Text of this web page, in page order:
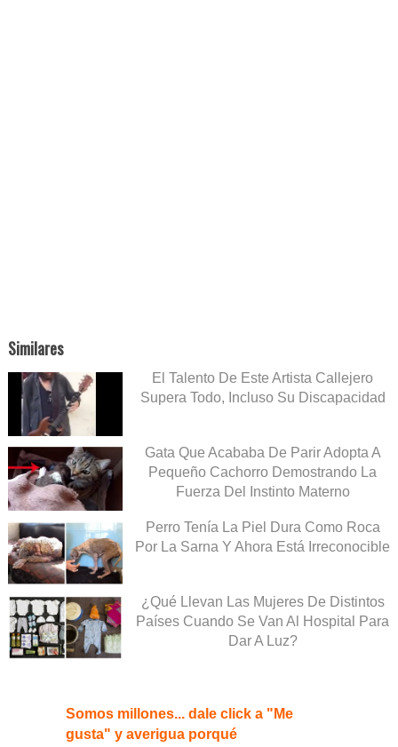
Similares
El Talento De Este Artista Callejero
Supera Todo, Incluso Su Discapacidad
Gata Que Acababa De Parir Adopta A
Pequeño Cachorro Demostrando La
Fuerza Del Instinto Materno
Perro Tenía La Piel Dura Como Roca
Por La Sarna Y Ahora Está Irreconocible
¿Qué Llevan Las Mujeres De Distintos
Países Cuando Se Van Al Hospital Para
Dar A Luz?
Somos millones... dale click a "Me
gusta" y averigua porqué